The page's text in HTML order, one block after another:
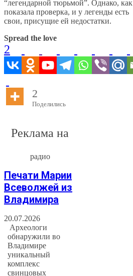
“легендарной тюрьмой”. Однако, как
показала проверка, и у легенды есть
свои, присущие ей недостатки.
Spread the love
2
2
Поделились
Реклама на
радио
Печати Марии
Всеволжей из
Владимира
20.07.2026
Археологи
обнаружили во
Владимире
уникальный
комплекс
свинцовых